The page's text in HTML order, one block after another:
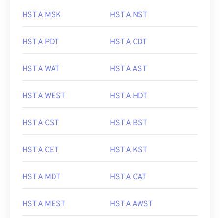
HST A MSK HST A NST
HST A PDT HST A CDT
HST A WAT HST A AST
HST A WEST HST A HDT
HST A CST HST A BST
HST A CET HST A KST
HST A MDT HST A CAT
HST A MEST HST A AWST